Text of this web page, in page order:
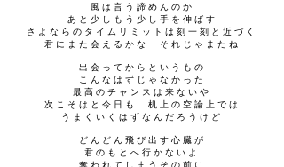
風は言う諦めんのか
あと少しもう少し手を伸ばす
さよならのタイムリミットは刻一刻と近づく
君にまた会えるかな それじゃまたね
出会ってからというもの
こんなはずじゃなかった
最高のチャンスは来ないや
次こそはと今日も 机上の空論上では
うまくいくはずなんだろうけど
どんどん飛び出す心臓が
君のもとへ行かないよ
奪われてしまうその前に